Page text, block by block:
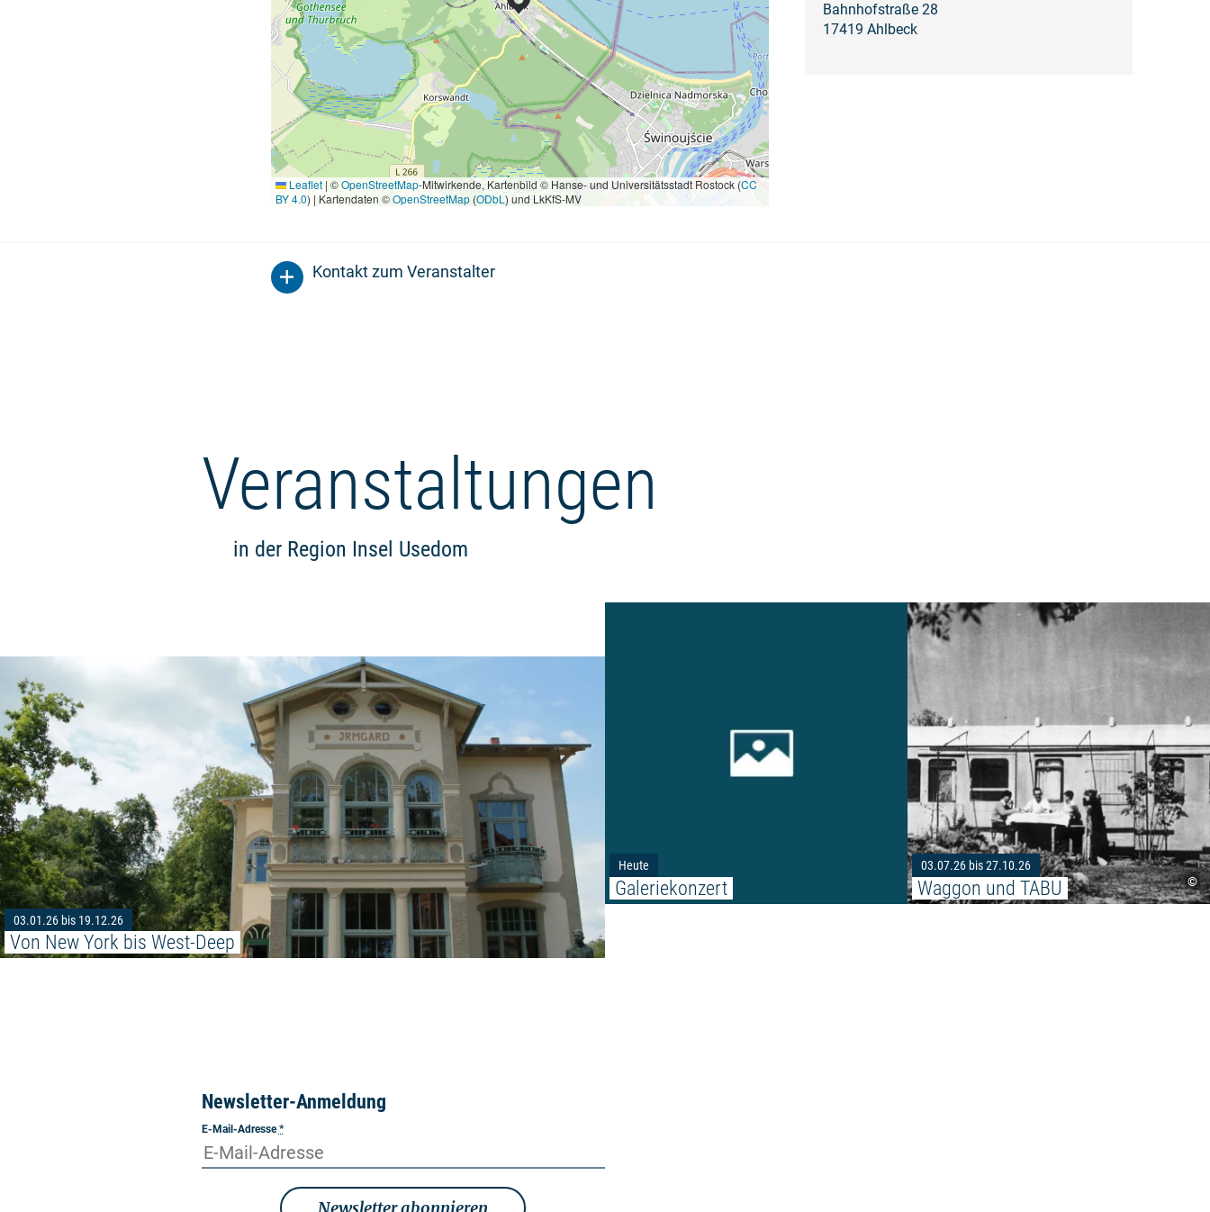
Leaflet | ©OpenStreetMap-Mitwirkende, Kartenbild © Hanse- und Universitätsstadt Rostock (CC
BY 4.0) | Kartendaten ©OpenStreetMap(ODbL) und LkKfS-MV
Bahnhofstraße 28
17419 Ahlbeck
Kontakt zum Veranstalter
Veranstaltungen
in der Region Insel Usedom
03.01.26 bis 19.12.26
Von New York bis West-Deep
Heute
Galeriekonzert
Weiterlesen: "Galeriekonzert"
©
03.07.26 bis 27.10.26
Waggon und TABU
Newsletter-Anmeldung
E-Mail-Adresse*